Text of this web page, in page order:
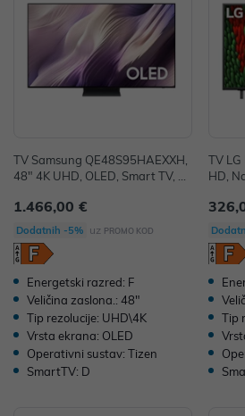
TV Samsung QE48S95HAEXXH,
48" 4K UHD, OLED, Smart TV, Q
1.466,00 €
Dodatnih -5% uz PROMO KOD
Energetski razred: F
Veličina zaslona.: 48"
Tip rezolucije: UHD\4K
Vrsta ekrana: OLED
Operativni sustav: Tizen
SmartTV: D
TV
HD,
Tip